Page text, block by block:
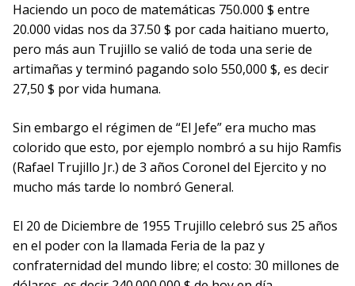
Haciendo un poco de matemáticas 750.000 $ entre
20.000 vidas nos da 37.50 $ por cada haitiano muerto,
pero más aun Trujillo se valió de toda una serie de
artimañas y terminó pagando solo 550,000 $, es decir
27,50 $ por vida humana.
Sin embargo el régimen de “El Jefe” era mucho mas
colorido que esto, por ejemplo nombró a su hijo Ramfis
(Rafael Trujillo Jr.) de 3 años Coronel del Ejercito y no
mucho más tarde lo nombró General.
El 20 de Diciembre de 1955 Trujillo celebró sus 25 años
en el poder con la llamada Feria de la paz y
confraternidad del mundo libre; el costo: 30 millones de